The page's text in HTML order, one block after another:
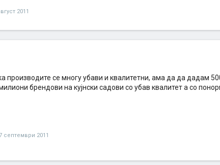
2011
производите се многу убави и квалитетни, ама да да дадам
брендови на кујнски садови со убав квалитет а со
септември 2011